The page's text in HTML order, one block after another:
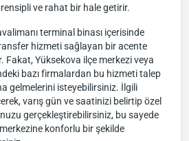
ve rahat bir hale getirir.
terminal binası içerisinde
hizmeti sağlayan bir acente
Fakat, Yüksekova ilçe merkezi veya
bazı firmalardan bu hizmeti talep
gelmelerini isteyebilirsiniz. İlgili
varış gün ve saatinizi belirtip özel
gerçekleştirebilirsiniz, bu sayede
konforlu bir şekilde